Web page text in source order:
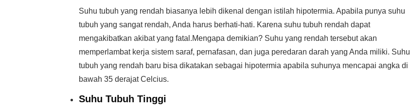
Suhu tubuh yang rendah biasanya lebih dikenal dengan istilah hipotermia. Apabila punya suhu
tubuh yang sangat rendah, Anda harus berhati-hati. Karena suhu tubuh rendah dapat
mengakibatkan akibat yang fatal.Mengapa demikian? Suhu yang rendah tersebut akan
memperlambat kerja sistem saraf, pernafasan, dan juga peredaran darah yang Anda miliki. Suhu
tubuh yang rendah baru bisa dikatakan sebagai hipotermia apabila suhunya mencapai angka di
bawah 35 derajat Celcius.
Suhu Tubuh Tinggi